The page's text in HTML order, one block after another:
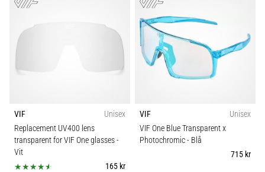
VIF
Unisex
Replacement UV400 lens
transparent for VIF One glasses-
Vit
165 kr
VIF
Unisex
VIF One Blue Transparent x
Photochromic- Blå
715 kr